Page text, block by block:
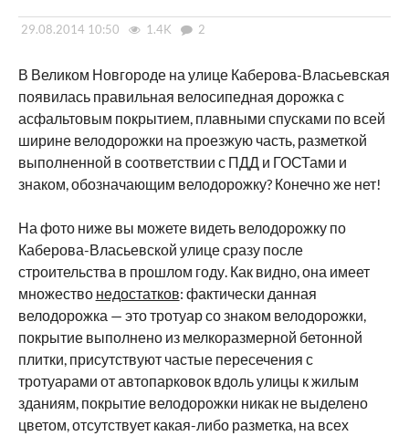
29.08.2014 10:50 1.4K 2
В Великом Новгороде на улице Каберова-Власьевская
появилась правильная велосипедная дорожка с
асфальтовым покрытием, плавными спусками по всей
ширине велодорожки на проезжую часть, разметкой
выполненной в соответствии с ПДД и ГОСТами и
знаком, обозначающим велодорожку? Конечно же нет!
На фото ниже вы можете видеть велодорожку по
Каберова-Власьевской улице сразу после
строительства в прошлом году. Как видно, она имеет
множество недостатков: фактически данная
велодорожка — это тротуар со знаком велодорожки,
покрытие выполнено из мелкоразмерной бетонной
плитки, присутствуют частые пересечения с
тротуарами от автопарковок вдоль улицы к жилым
зданиям, покрытие велодорожки никак не выделено
цветом, отсутствует какая-либо разметка, на всех